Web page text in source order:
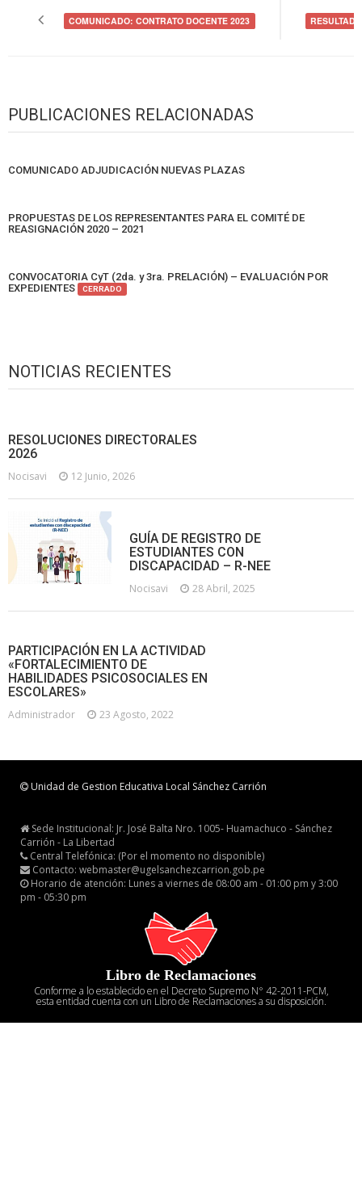
COMUNICADO: CONTRATO DOCENTE 2023
PUBLICACIONES RELACIONADAS
COMUNICADO ADJUDICACIÓN NUEVAS PLAZAS
PROPUESTAS DE LOS REPRESENTANTES PARA EL COMITÉ DE
REASIGNACIÓN 2020 – 2021
CONVOCATORIA CyT (2da. y 3ra. PRELACIÓN) – EVALUACIÓN POR
EXPEDIENTES
CERRADO
NOTICIAS RECIENTES
RESOLUCIONES DIRECTORALES
2026
Nocisavi 12 Junio, 2026
GUÍA DE REGISTRO DE
ESTUDIANTES CON
DISCAPACIDAD – R-NEE
Nocisavi 28 Abril, 2025
PARTICIPACIÓN EN LA ACTIVIDAD
«FORTALECIMIENTO DE
HABILIDADES PSICOSOCIALES EN
ESCOLARES»
Administrador 23 Agosto, 2022
Unidad de Gestion Educativa Local Sánchez Carrión
Sede Institucional: Jr. José Balta Nro. 1005- Huamachuco - Sánchez
Carrión - La Libertad
Central Telefónica: (Por el momento no disponible)
Contacto: webmaster@ugelsanchezcarrion.gob.pe
Horario de atención: Lunes a viernes de 08:00 am - 01:00 pm y 3:00
pm - 05:30 pm
Libro de Reclamaciones
Conforme a lo establecido en el Decreto Supremo N° 42-2011-PCM,
esta entidad cuenta con un Libro de Reclamaciones a su disposición.